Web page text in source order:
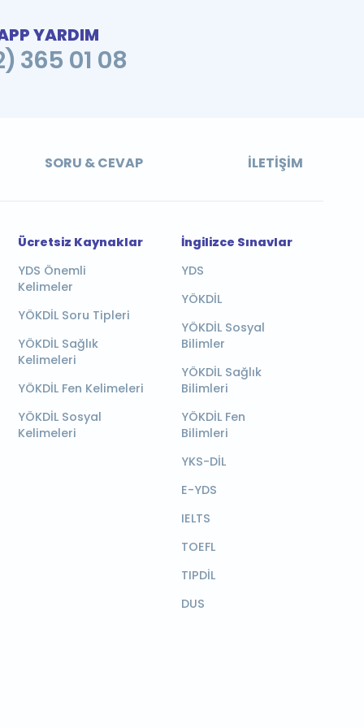
YARDIM
365 01 08
SORU & CEVAP İLETIŞIM
Ücretsiz Kaynaklar
YDS Önemli
Kelimeler
YÖKDİL Soru Tipleri
YÖKDİL Sağlık
Kelimeleri
YÖKDİL Fen Kelimeleri
YÖKDİL Sosyal
Kelimeleri
İngilizce Sınavlar
YDS
YÖKDİL
YÖKDİL Sosyal
Bilimler
YÖKDİL Sağlık
Bilimleri
YÖKDİL Fen
Bilimleri
YKS-DİL
E-YDS
IELTS
TOEFL
TIPDİL
DUS